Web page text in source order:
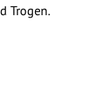
Trogen.